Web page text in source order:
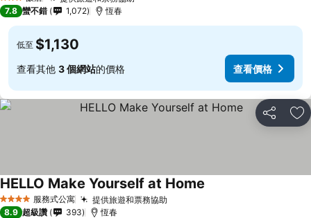
3 星級
7.8 蠻不錯 1,072 恆春
低至 $1,130
查看其他 3 個網站的價格 查看價格
分享 加
4 星級 服務式公寓 提供旅遊和票務協助
HELLO Make Yourself at Home
8.9 超級讚 393 恆春